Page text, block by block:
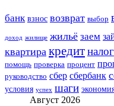
банк взнос возврат выбор
доход жилище жильё заем
квартира кредитналог
помощь проверка процент
руководство сбер сбербанк
условия успех шаги
Август 2026